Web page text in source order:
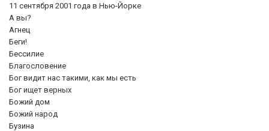
11 сентября 2001 года в Нью-Йорке
А вы?
Агнец
Беги!
Бессилие
Благословение
Бог видит нас такими, как мы есть
Бог ищет верных
Божий дом
Божий народ
Бузина